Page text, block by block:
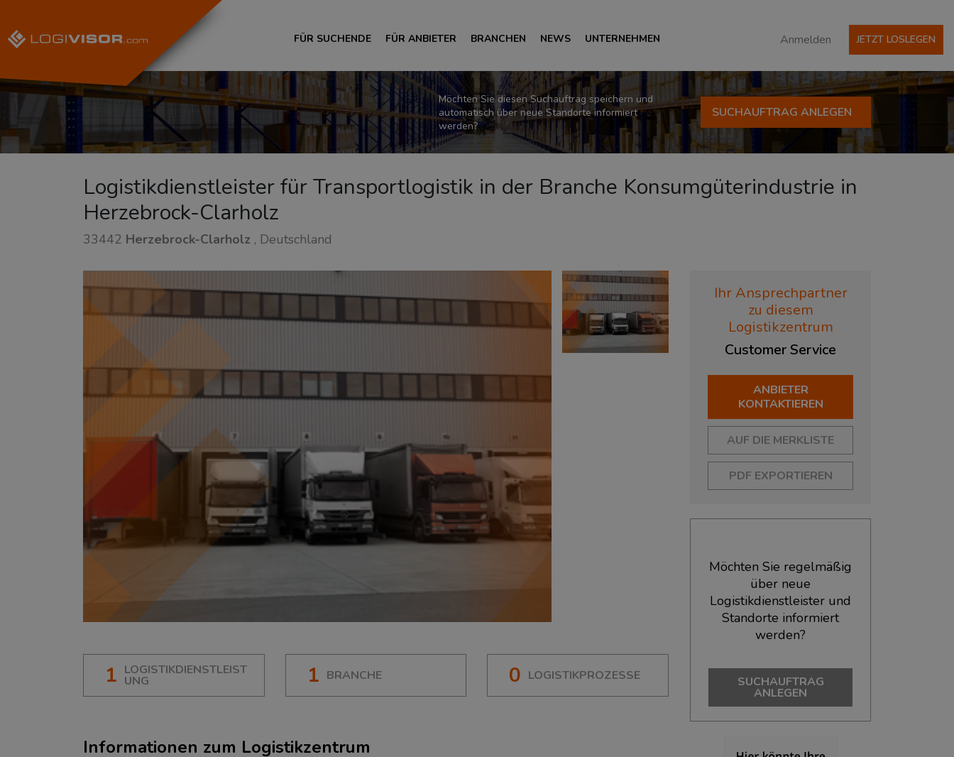
FÜR SUCHENDE FÜR ANBIETER BRANCHEN NEWS UNTERNEHMEN Anmelden JETZT LOSLEGEN
Möchten Sie diesen Suchauftrag speichern und
automatisch über neue Standorte informiert
werden?
SUCHAUFTRAG ANLEGEN
Logistikdienstleister für Transportlogistik in der Branche Konsumgüterindustrie in
Herzebrock-Clarholz
33442 Herzebrock-Clarholz , Deutschland
1 LOGISTIKDIENSTLEIST
UNG 1 BRANCHE 0 LOGISTIKPROZESSE
Informationen zum Logistikzentrum
Ihr Ansprechpartner
zu diesem
Logistikzentrum
CustomerService
ANBIETER
KONTAKTIEREN
AUF DIE MERKLISTE
PDF EXPORTIEREN
Möchten Sie regelmäßig
über neue
Logistikdienstleister und
Standorte informiert
werden?
SUCHAUFTRAG
ANLEGEN